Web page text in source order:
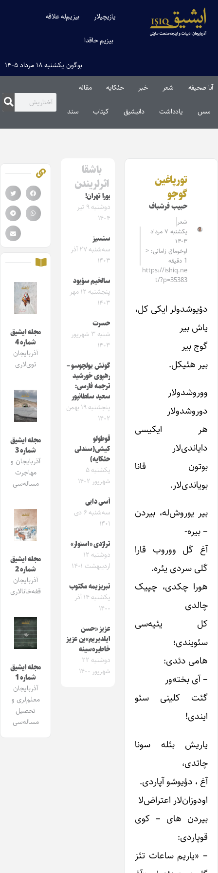
یازیچیلار بیزیم‌له علاقه
بیزیم حاقدا
بوگون یکشنبه ۱۸ مرداد ۱۴۰۵
آنا صحیفه شعر خبر حئکایه مقاله‌
سس یادداشت دانیشیق کیتاب سند
تورپاغین
گوجو
حبیب فرشباف
شعر
یکشنبه ۷ مرداد
۱۴۰۳
اوخوماق زامانی: <
1 دقیقه
https://ishiq.ne
t/?p=35383
دؤیوشدولر ایکی کل،
یاش بیر
گوج بیر
بیر هئیکل.
ووروشدولار
دوروشدولار
هر ایکیسی
دایاندی‌لار
بوتون قانا
بویاندی‌لار.
بیر یوروش‌له، بیردن
– بیره-
آغ کَل ووروب قارا
کَلی سردی یئره.
هورا چکدی، چپیک
چالدی
کل یئیه‌سی
سئویندی؛
هامی دئدی:
– آی بخته‌ور
گئت کلینی سئو
ایندی!
یاریش بئله سونا
چاتدی،
آغ ، دؤیوشو آپاردی.
اودوزان‌لار اعتراض‌لا
بیردن های – کوی
قوپاردی:
– «یاریم ساعات تئز
باشقا
اثرلریندن
بورا تهران!
دوشنبه ۹ تیر
۱۴۰۴
سنسیز
سه‌شنبه ۲۷ آذر
۱۴۰۳
سالخیم سؤیود
پنجشنبه ۱۲ مهر
۱۴۰۳
حسرت
شنبه ۳ شهریور
۱۴۰۳
گونش یولچوسو –
رهپوی خورشید
ترجمه فارسی:
سعید سلطانپور
پنجشنبه ۱۹ بهمن
۱۴۰۲
قوطولو
کیشی(سندلی
حئکایه)
یکشنبه ۵
شهریور ۱۴۰۲
اَسی دایی
سه‌شنبه ۶ دی
۱۴۰۱
تراژدی «استوار»
دوشنبه ۱۲
اردیبهشت ۱۴۰۱
تبریزیمه مکتوب
یکشنبه ۱۴ آذر
۱۴۰۰
عزیز «حسن
ایلدیریم»ین عزیز
خاطیره‌سینه
دوشنبه ۲۲
شهریور ۱۴۰۰
مجله ایشیق
شماره 4
آذربایجان
توی‌لاری
مجله ایشیق
شماره 3
آذربایجان و
مهاجرت
مساله‌سی
مجله ایشیق
شماره 2
آذربایجان
قفه‌خانالاری
مجله ایشیق
شماره 1
آذربایجان
معلم‌لری و
تحصیل
مساله‌سی